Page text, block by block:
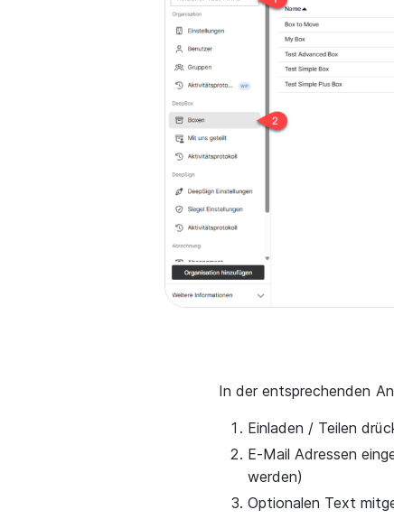
In der entsprechenden
Einladen / Teilen
E-Mail Adressen
werden)
Optionalen Text